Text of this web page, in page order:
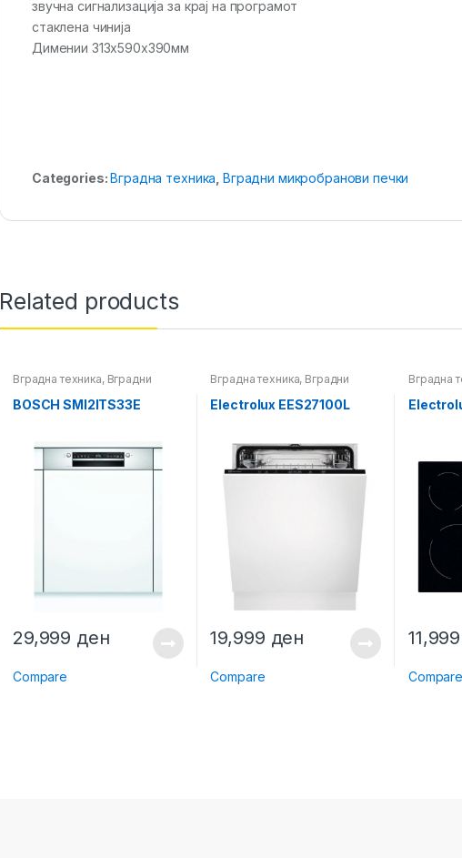
звучна сигнализација за крај на програмот
стаклена чинија
Димении 313x590x390мм
Categories: Вградна техника, Вградни микробранови печки
Related products
Вградна техника, Вградни
машини за миење садови
BOSCH SMI2ITS33E
29,999 ден
Compare
Вградна техника, Вградни
машини за миење садови
Electrolux EES27100L
19,999 ден
Compare
Вградна
плотни